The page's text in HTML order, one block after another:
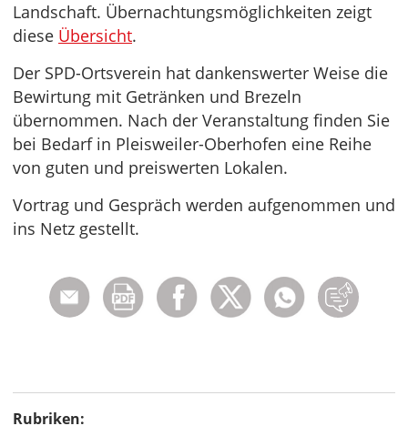
Landschaft. Übernachtungsmöglichkeiten zeigt
diese Übersicht.
Der SPD-Ortsverein hat dankenswerter Weise die
Bewirtung mit Getränken und Brezeln
übernommen. Nach der Veranstaltung finden Sie
bei Bedarf in Pleisweiler-Oberhofen eine Reihe
von guten und preiswerten Lokalen.
Vortrag und Gespräch werden aufgenommen und
ins Netz gestellt.
Rubriken: